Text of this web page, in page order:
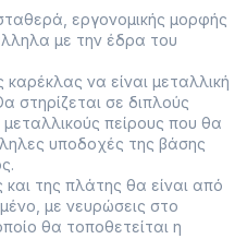
εργονομικής μορφής
με την έδρα του
να είναι μεταλλική
στηρίζεται σε διπλούς
πείρους που θα
υποδοχές της βάσης
της πλάτης θα είναι από
με νευρώσεις στο
θα τοποθετείται η